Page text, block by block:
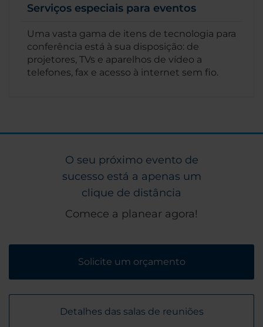
Serviços especiais para eventos
Uma vasta gama de itens de tecnologia para
conferência está à sua disposição: de
projetores, TVs e aparelhos de vídeo a
telefones, fax e acesso à internet sem fio.
O seu próximo evento de
sucesso está a apenas um
clique de distância
Comece a planear agora!
Solicite um orçamento
Detalhes das salas de reuniões